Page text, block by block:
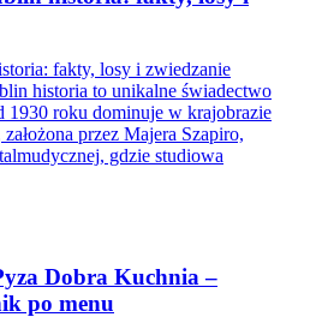
fakty, losy i zwiedzanie
historia to unikalne świadectwo
roku dominuje w krajobrazie
przez Majera Szapiro,
gdzie studiowa
Dobra Kuchnia –
po menu